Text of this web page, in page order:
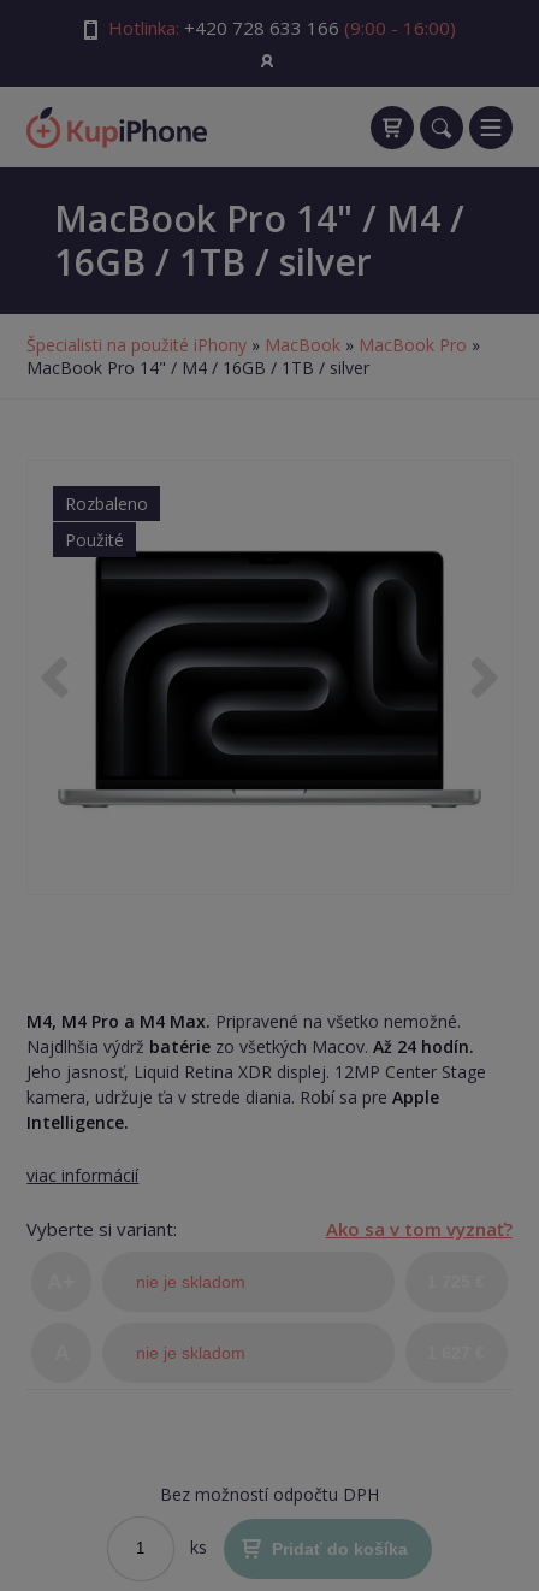
Hotlinka: +420 728 633 166 (9:00 - 16:00)
MacBook Pro 14" / M4 /
16GB / 1TB / silver
Špecialisti na použité iPhony » MacBook » MacBook Pro »
MacBook Pro 14" / M4 / 16GB / 1TB / silver
Rozbaleno
Použité
M4, M4 Pro a M4 Max. Pripravené na všetko nemožné.
Najdlhšia výdrž batérie zo všetkých Macov.Až 24 hodín.
Jeho jasnosť, Liquid Retina XDR displej. 12MP Center Stage
kamera, udržuje ťa v strede diania. Robí sa preApple
Intelligence.
viac informácií
Vyberte si variant: Ako sa v tom vyznať?
nie je skladom
nie je skladom
Bez možností odpočtu DPH
ks Pridať do košíka